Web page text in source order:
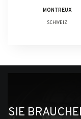
MONTREUX
SCHWEIZ
SIE